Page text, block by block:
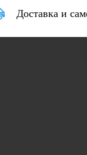
Доставка и